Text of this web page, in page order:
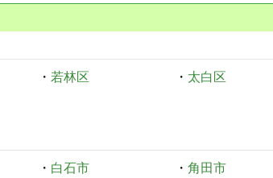
・ 若林区 ・ 太白区
・ 白石市 ・ 角田市